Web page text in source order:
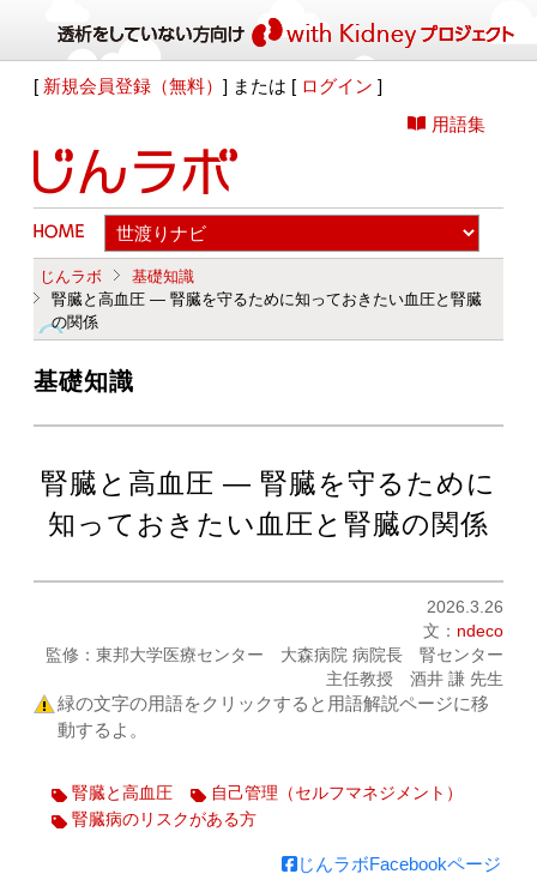
[ 新規会員登録（無料）] または [ ログイン ]
用語集
じんラボ
基礎知識
腎臓と高血圧 ― 腎臓を守るために知っておきたい血圧と腎臓
の関係
基礎知識
腎臓と高血圧 ― 腎臓を守るために
知っておきたい血圧と腎臓の関係
2026.3.26
文： ndeco
監修：東邦大学医療センター 大森病院 病院長 腎センター
主任教授 酒井 謙 先生
緑の文字の用語をクリックすると用語解説ページに移
動するよ。
腎臓と高血圧
自己管理（セルフマネジメント）
腎臓病のリスクがある方
じんラボFacebookページ